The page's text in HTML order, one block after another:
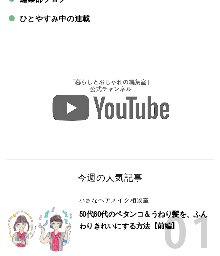
ひとやすみ中の連載
今週の人気記事
小さなヘアメイク相談室
50代60代のペタンコ＆うねり髪を、ふん
わりきれいにする方法【前編】